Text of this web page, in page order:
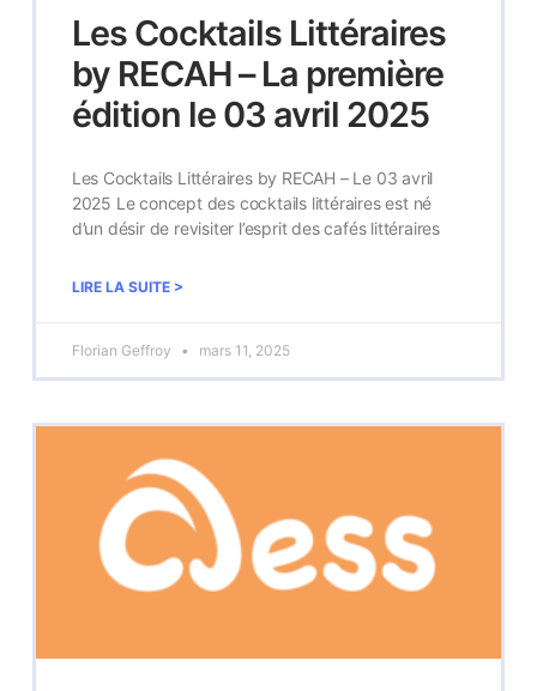
Les Cocktails Littéraires
by RECAH – La première
édition le 03 avril 2025
Les Cocktails Littéraires by RECAH – Le 03 avril
2025 Le concept des cocktails littéraires est né
d’un désir de revisiter l’esprit des cafés littéraires
LIRE LA SUITE >
Florian Geffroy mars 11, 2025